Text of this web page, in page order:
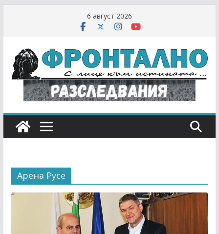
6 август 2026
Арена Русе